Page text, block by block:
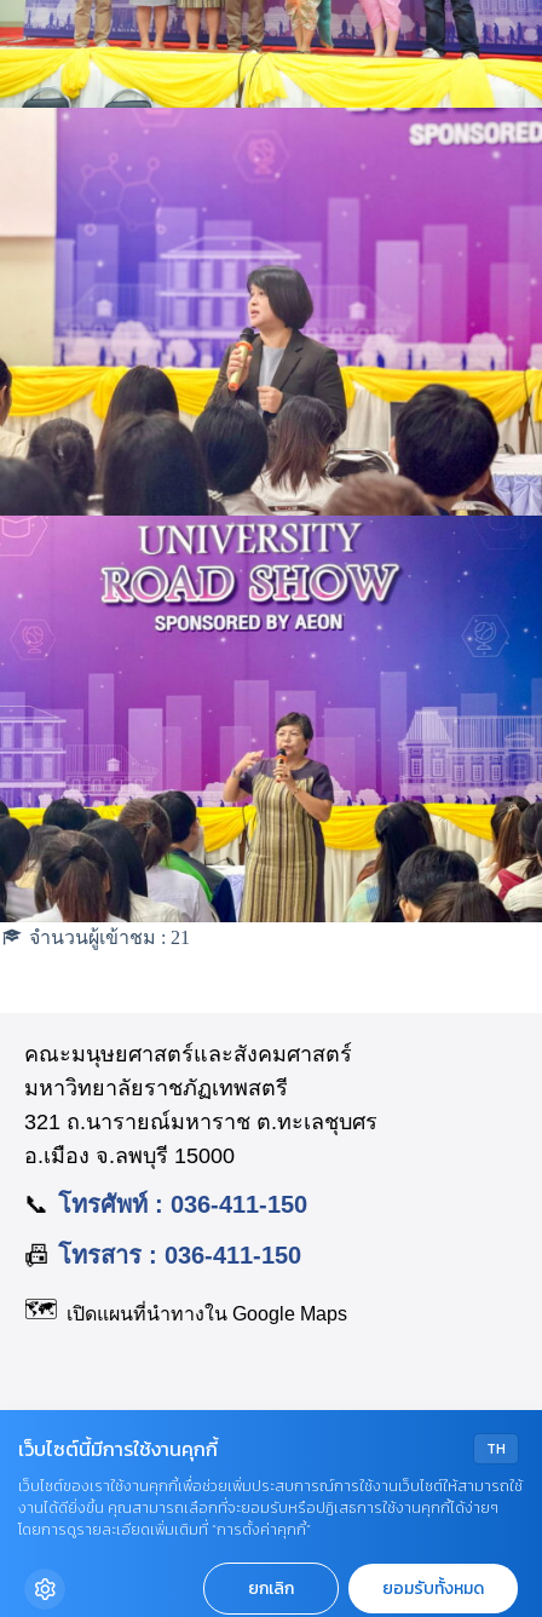
จำนวนผู้เข้าชม : 21
คณะมนุษยศาสตร์และสังคมศาสตร์
มหาวิทยาลัยราชภัฏเทพสตรี
321 ถ.นารายณ์มหาราช ต.ทะเลชุบศร
อ.เมือง จ.ลพบุรี 15000
📞 โทรศัพท์ : 036-411-150
📠 โทรสาร : 036-411-150
🗺️ เปิดแผนที่นำทางใน Google Maps
Facebook: huso.tru
TikTok: @huso.tru
YouTube: HUSOTRU
Email: saraban_huso@lawasri.tru.ac.th
Copyright © 2026 - Faculty of Humaanities and Social
TH
เว็บไซต์นี้มีการใช้งานคุกกี้
เว็บไซต์ของเราใช้งานคุกกี้เพื่อช่วยเพิ่มประสบการณ์การใช้งานเว็บไซต์ให้สามารถใช้
งานได้ดียิ่งขึ้น คุณสามารถเลือกที่จะยอมรับหรือปฏิเสธการใช้งานคุกกี้ได้ง่ายๆ
โดยการดูรายละเอียดเพิ่มเติมที่ “การตั้งค่าคุกกี้”
ยกเลิก ยอมรับทั้งหมด